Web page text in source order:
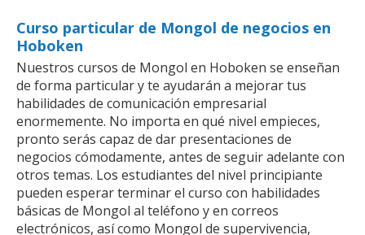
Curso particular de Mongol de negocios en
Hoboken
Nuestros cursos de Mongol en Hoboken se enseñan
de forma particular y te ayudarán a mejorar tus
habilidades de comunicación empresarial
enormemente. No importa en qué nivel empieces,
pronto serás capaz de dar presentaciones de
negocios cómodamente, antes de seguir adelante con
otros temas. Los estudiantes del nivel principiante
pueden esperar terminar el curso con habilidades
básicas de Mongol al teléfono y en correos
electrónicos, así como Mongol de supervivencia,